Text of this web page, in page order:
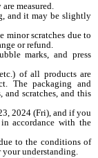
measured.
and it may be slightly
minor scratches due to
or refund.
marks, and press
of all products are
The packaging and
and scratches, and this
2024 (Fri), and if you
accordance with the
to the conditions of
your understanding.